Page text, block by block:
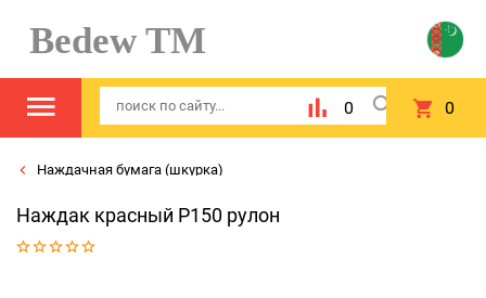
Bedew TM
0 0
Наждачная бумага (шкурка)
Наждак красный Р150 рулон